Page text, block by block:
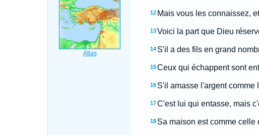
12 Mais vous les connaissez,
13Voici la part que Dieu
14 S'il a des fils en grand
15Ceux qui échappent sont
16 S'il amasse l'argent comme
17C'est lui qui entasse, mais
18 Sa maison est comme